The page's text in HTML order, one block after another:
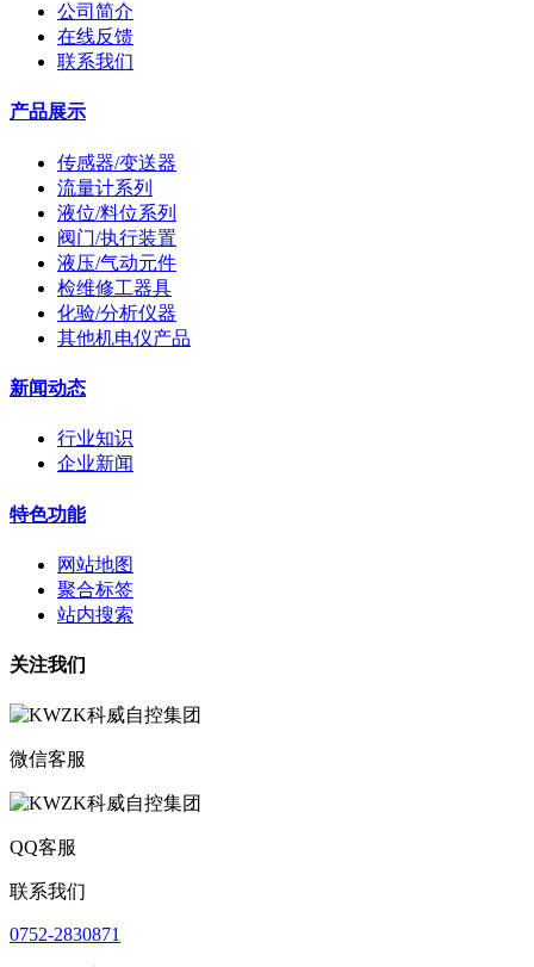
公司简介
在线反馈
联系我们
产品展示
传感器/变送器
流量计系列
液位/料位系列
阀门/执行装置
液压/气动元件
检维修工器具
化验/分析仪器
其他机电仪产品
新闻动态
行业知识
企业新闻
特色功能
网站地图
聚合标签
站内搜索
关注我们
微信客服
QQ客服
联系我们
0752-2830871